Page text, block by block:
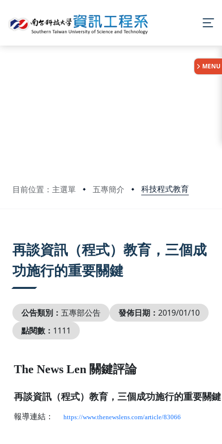
目前位置：主選單 五專簡介 科技程式教育
MENU
再談資訊（程式）教育，三個成
功施行的重要關鍵
公告類別： 五專部公告 發佈日期： 2019/01/10
點閱數： 1111
The News Len 關鍵評論
再談資訊（程式）教育，三個成功施行的重要關鍵
報導連結： https://www.thenewslens.com/article/83066